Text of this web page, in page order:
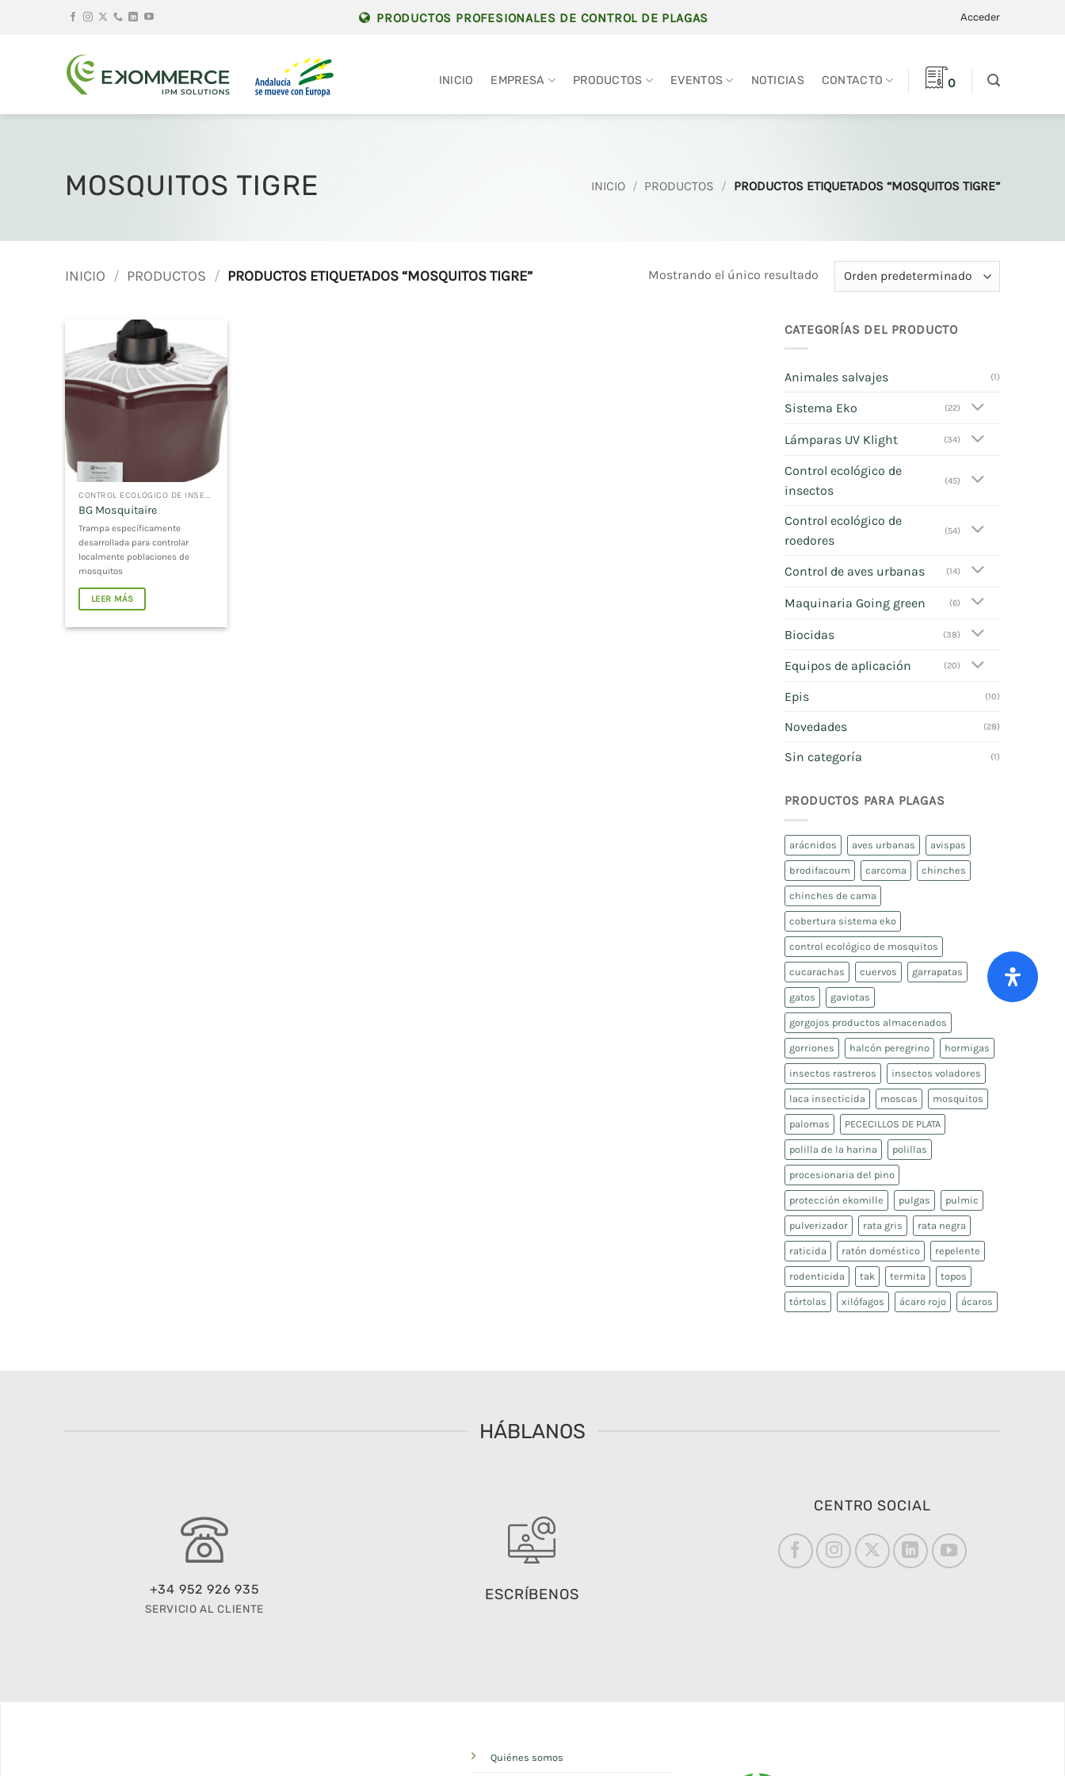
PRODUCTOS PROFESIONALES DE CONTROL DE PLAGAS Acceder
INICIO EMPRESA PRODUCTOS EVENTOS NOTICIAS CONTACTO 0
MOSQUITOS TIGRE INICIO / PRODUCTOS / PRODUCTOS ETIQUETADOS “MOSQUITOS TIGRE”
INICIO / PRODUCTOS / PRODUCTOS ETIQUETADOS “MOSQUITOS TIGRE” Mostrando el único resultado
CONTROL ECOLÓGICO DE INSECTOS
BG Mosquitaire
Trampa específicamente
desarrollada para controlar
localmente poblaciones de
mosquitos
LEER MÁS
CATEGORÍAS DEL PRODUCTO
Animales salvajes (1)
Sistema Eko (22)
Lámparas UV Klight (34)
Control ecológico de
insectos
(45)
Control ecológico de
roedores
(54)
Control de aves urbanas (14)
Maquinaria Going green (6)
Biocidas (38)
Equipos de aplicación (20)
Epis (10)
Novedades (28)
Sin categoría (1)
PRODUCTOS PARA PLAGAS
arácnidos aves urbanas avispas
brodifacoum carcoma chinches
chinches de cama
cobertura sistema eko
control ecológico de mosquitos
cucarachas cuervos garrapatas
gatos gaviotas
gorgojos productos almacenados
gorriones halcón peregrino hormigas
insectos rastreros insectos voladores
laca insecticida moscas mosquitos
palomas PECECILLOS DE PLATA
polilla de la harina polillas
procesionaria del pino
protección ekomille pulgas pulmic
pulverizador rata gris rata negra
raticida ratón doméstico repelente
rodenticida tak termita topos
tórtolas xilófagos ácaro rojo ácaros
HÁBLANOS
+34 952 926 935
SERVICIO AL CLIENTE
ESCRÍBENOS
CENTRO SOCIAL
Quiénes somos